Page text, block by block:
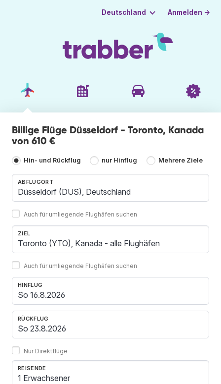
Deutschland Anmelden →
Billige Flüge Düsseldorf - Toronto, Kanada
von 610 €
Hin- und Rückflug nur Hinflug Mehrere Ziele
ABFLUGORT
Auch für umliegende Flughäfen suchen
ZIEL
Auch für umliegende Flughäfen suchen
HINFLUG
RÜCKFLUG
Nur Direktflüge
REISENDE
1 Erwachsener